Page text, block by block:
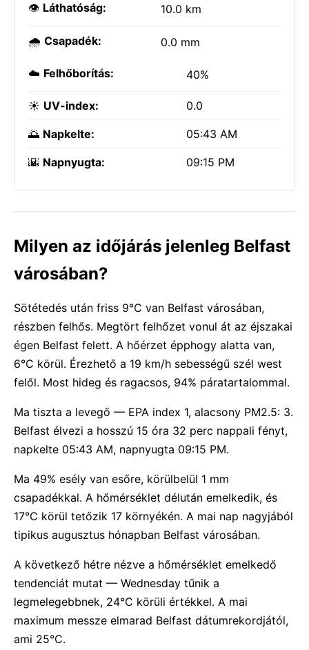
👁️ Láthatóság: 10.0 km
🌧️ Csapadék: 0.0 mm
☁️ Felhőborítás: 40%
☀️ UV-index: 0.0
🌅 Napkelte: 05:43 AM
🌇 Napnyugta: 09:15 PM
Milyen az időjárás jelenleg Belfast
városában?
Sötétedés után friss 9°C van Belfast városában,
részben felhős. Megtört felhőzet vonul át az éjszakai
égen Belfast felett. A hőérzet épphogy alatta van,
6°C körül. Érezhető a 19 km/h sebességű szél west
felől. Most hideg és ragacsos, 94% páratartalommal.
Ma tiszta a levegő — EPA index 1, alacsony PM2.5: 3.
Belfast élvezi a hosszú 15 óra 32 perc nappali fényt,
napkelte 05:43 AM, napnyugta 09:15 PM.
Ma 49% esély van esőre, körülbelül 1 mm
csapadékkal. A hőmérséklet délután emelkedik, és
17°C körül tetőzik 17 környékén. A mai nap nagyjából
tipikus augusztus hónapban Belfast városában.
A következő hétre nézve a hőmérséklet emelkedő
tendenciát mutat — Wednesday tűnik a
legmelegebbnek, 24°C körüli értékkel. A mai
maximum messze elmarad Belfast dátumrekordjától,
ami 25°C.